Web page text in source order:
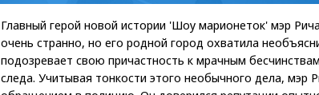
Главный герой новой истории 'Шоу марионеток' мэр
очень странно, но его родной город охватила
подозревает свою причастность к мрачным
следа. Учитывая тонкости этого необычного дела, мэр